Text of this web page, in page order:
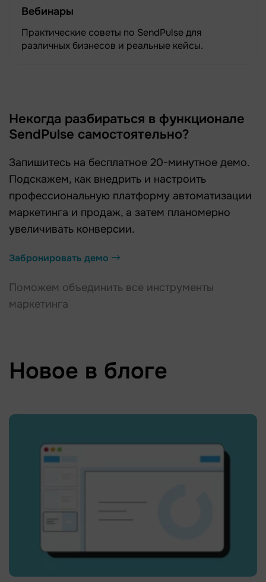
Вебинары
Практические советы по SendPulse для
различных бизнесов и реальные кейсы.
Некогда разбираться в функционале
SendPulse самостоятельно?
Запишитесь на бесплатное 20-минутное демо.
Подскажем, как внедрить и настроить
профессиональную платформу автоматизации
маркетинга и продаж, а затем планомерно
увеличивать конверсии.
Забронировать демо
Поможем объединить все инструменты
маркетинга
Новое в блоге